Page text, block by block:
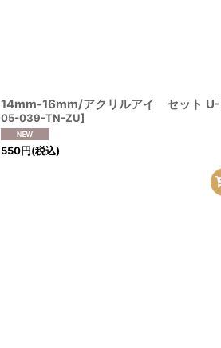
14mm-16mm/アクリルアイ セット
05-039-TN-ZU]
550円(税込)